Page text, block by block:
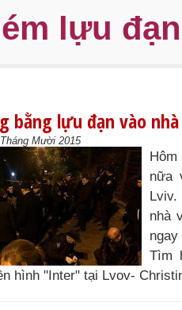
lựu đạn
bằng lựu đạn vào
Mười 2015
nữa
Lviv.
nhà
Tìm
hình "Inter" tại Lvov-